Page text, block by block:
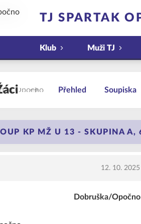
TJ SPARTAK
Klub Muži TJ
Přehled Soupiska
KP MŽ U 13 - SKUPINA A,
12. 10.
Dobruška/